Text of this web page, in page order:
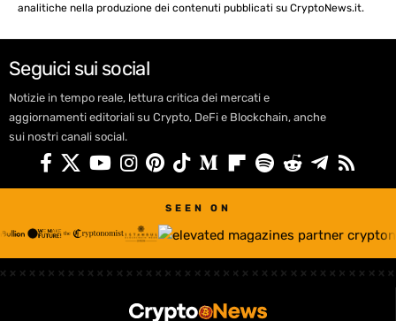
analitiche nella produzione dei contenuti pubblicati su CryptoNews.it.
Seguici sui social
Notizie in tempo reale, lettura critica dei mercati e
aggiornamenti editoriali su Crypto, DeFi e Blockchain, anche
sui nostri canali social.
SEEN ON